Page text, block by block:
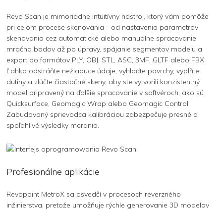
Revo Scan je mimoriadne intuitívny nástroj, ktorý vám pomôže
pri celom procese skenovania - od nastavenia parametrov
skenovania cez automatické alebo manuálne spracovanie
mračna bodov až po úpravy, spájanie segmentov modelu a
export do formátov PLY, OBJ, STL, ASC, 3MF, GLTF alebo FBX.
Ľahko odstráňte nežiaduce údaje, vyhlaďte povrchy, vyplňte
dutiny a zlúčte čiastočné skeny, aby ste vytvorili konzistentný
model pripravený na ďalšie spracovanie v softvéroch, ako sú
Quicksurface, Geomagic Wrap alebo Geomagic Control.
Zabudovaný sprievodca kalibráciou zabezpečuje presné a
spoľahlivé výsledky merania.
Profesionálne aplikácie
Revopoint MetroX sa osvedčí v procesoch reverzného
inžinierstva, pretože umožňuje rýchle generovanie 3D modelov